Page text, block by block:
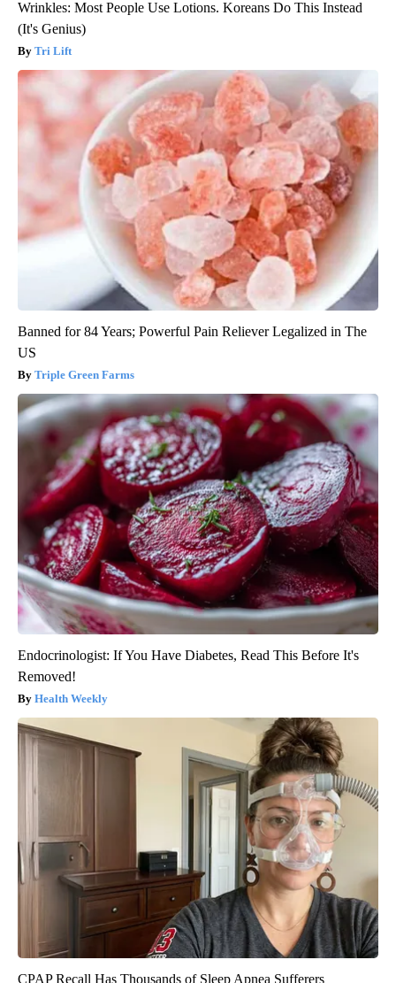
Wrinkles: Most People Use Lotions. Koreans Do This Instead
(It's Genius)
Tri Lift
Banned for 84 Years; Powerful Pain Reliever Legalized in The
US
Triple Green Farms
Endocrinologist: If You Have Diabetes, Read This Before It's
Removed!
Health Weekly
CPAP Recall Has Thousands of Sleep Apnea Sufferers